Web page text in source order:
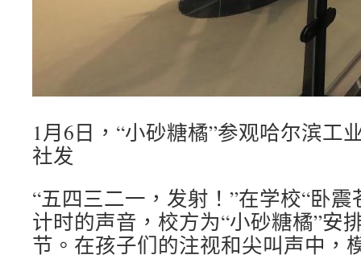
1月6日，“小砂糖橘”参观哈尔滨工
社发
“五四三二一，发射！”在学校“卧
计时的声音，校方为“小砂糖橘”安
节。在孩子们的注视和尖叫声中，